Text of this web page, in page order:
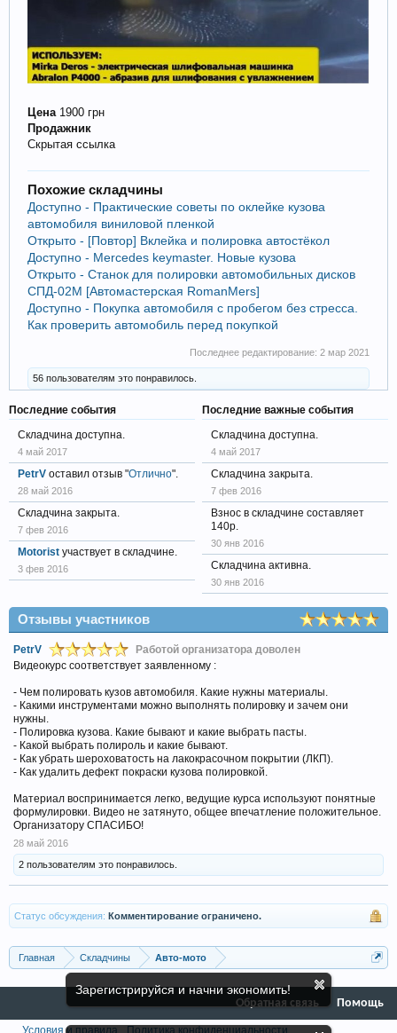
Зарегистрируйся и начни экономить!
Цена1900 грн
Продажник
Скрытая ссылка
Похожие складчины
Доступно - Практические советы по оклейке кузова
автомобиля виниловой пленкой
Открыто - [Повтор] Вклейка и полировка автостёкол
Доступно - Mercedes keymaster. Новые кузова
Открыто - Станок для полировки автомобильных дисков
СПД-02М [Автомастерская RomanMers]
Доступно - Покупка автомобиля с пробегом без стресса.
Как проверить автомобиль перед покупкой
Последнее редактирование: 2 мар 2021
56 пользователям это понравилось.
Последние события
Складчина доступна.
4 май 2017
PetrV оставил отзыв "Отлично".
28 май 2016
Складчина закрыта.
7 фев 2016
Motorist участвует в складчине.
3 фев 2016
Последние важные события
Складчина доступна.
4 май 2017
Складчина закрыта.
7 фев 2016
Взнос в складчине составляет
140р.
30 янв 2016
Складчина активна.
30 янв 2016
Отзывы участников
PetrV
Работой организатора доволен
Видеокурс соответствует заявленному :
- Чем полировать кузов автомобиля. Какие нужны материалы.
- Какими инструментами можно выполнять полировку и зачем они
нужны.
- Полировка кузова. Какие бывают и какие выбрать пасты.
- Какой выбрать полироль и какие бывают.
- Как убрать шероховатость на лакокрасочном покрытии (ЛКП).
- Как удалить дефект покраски кузова полировкой.
Материал воспринимается легко, ведущие курса используют понятные
формулировки. Видео не затянуто, общее впечатление положительное.
Организатору СПАСИБО!
28 май 2016
2 пользователям это понравилось.
Статус обсуждения: Комментирование ограничено.
Главная Складчины Авто-мото
Обратная связь Помощь